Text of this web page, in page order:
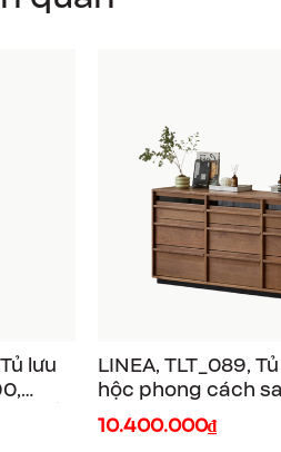
lưu
thất
LINEA, TLT_089,
hộc phong cách
160x40x80cm,
veneer, Nội thất
10.400.000₫